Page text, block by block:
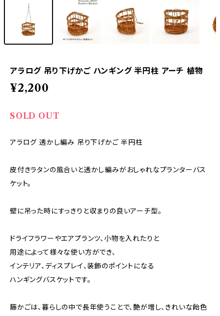
アラログ 吊り下げかご ハンギング 半円柱 アーチ 植物
¥2,200
SOLD OUT
アラログ 透かし編み 吊り下げかご 半円柱
皮付きラタンの風合いと透かし編みがおしゃれなプランターバス
ケット。
壁に吊った時にすっきりと収まりの良いアーチ型。
ドライフラワーやエアプランツ、小物を入れたりと
用途によって様々な使い方ができ、
インテリア、ディスプレイ、装飾のポイントになる
ハンギングバスケットです。
籐かごは、暮らしの中で長年使うことで、艶が増し、きれいな飴色